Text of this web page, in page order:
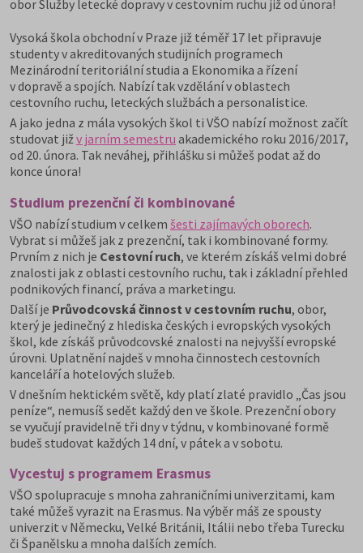
obor Služby letecké dopravy v cestovním ruchu již od února!
Vysoká škola obchodní v Praze již téměř 17 let připravuje
studenty v akreditovaných studijních programech
Mezinárodní teritoriální studia a Ekonomika a řízení
v dopravě a spojích. Nabízí tak vzdělání v oblastech
cestovního ruchu, leteckých službách a personalistice.
A jako jedna z mála vysokých škol ti VŠO nabízí možnost začít
studovat jižv jarním semestru akademického roku 2016/2017,
od 20. února. Tak neváhej, přihlášku si můžeš podat až do
konce února!
Studium prezenční či kombinované
VŠO nabízí studium v celkem šesti zajímavých oborech.
Vybrat si můžeš jak z prezenční, tak i kombinované formy.
Prvním z nich je Cestovní ruch, ve kterém získáš velmi dobré
znalosti jak z oblasti cestovního ruchu, tak i základní přehled
podnikových financí, práva a marketingu.
Další je Průvodcovská činnost v cestovním ruchu, obor,
který je jedinečný z hlediska českých i evropských vysokých
škol, kde získáš průvodcovské znalosti na nejvyšší evropské
úrovni. Uplatnění najdeš v mnoha činnostech cestovních
kanceláří a hotelových služeb.
V dnešním hektickém světě, kdy platí zlaté pravidlo „Čas jsou
peníze“, nemusíš sedět každý den ve škole. Prezenční obory
se vyučují pravidelně tři dny v týdnu, v kombinované formě
budeš studovat každých 14 dní, v pátek a v sobotu.
Vycestuj s programem Erasmus
VŠO spolupracuje s mnoha zahraničními univerzitami, kam
také můžeš vyrazit na Erasmus. Na výběr máš ze spousty
univerzit v Německu, Velké Británii, Itálii nebo třeba Turecku
či Španělsku a mnoha dalších zemích.